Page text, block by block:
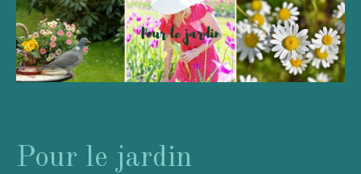
Pour le jardin